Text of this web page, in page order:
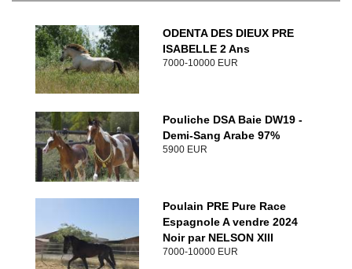
ODENTA DES DIEUX PRE
ISABELLE 2 Ans
7000-10000 EUR
Pouliche DSA Baie DW19 -
Demi-Sang Arabe 97%
5900 EUR
Poulain PRE Pure Race
Espagnole A vendre 2024
Noir par NELSON XIII
7000-10000 EUR